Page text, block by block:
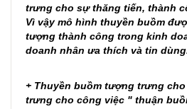
trưng cho sự thăng tiến, thành
Vì vậy mô hình thuyền buồm
tượng thành công trong kinh
doanh nhân ưa thích và tin
+ Thuyền buồm tượng trưng
trưng cho công việc " thuận